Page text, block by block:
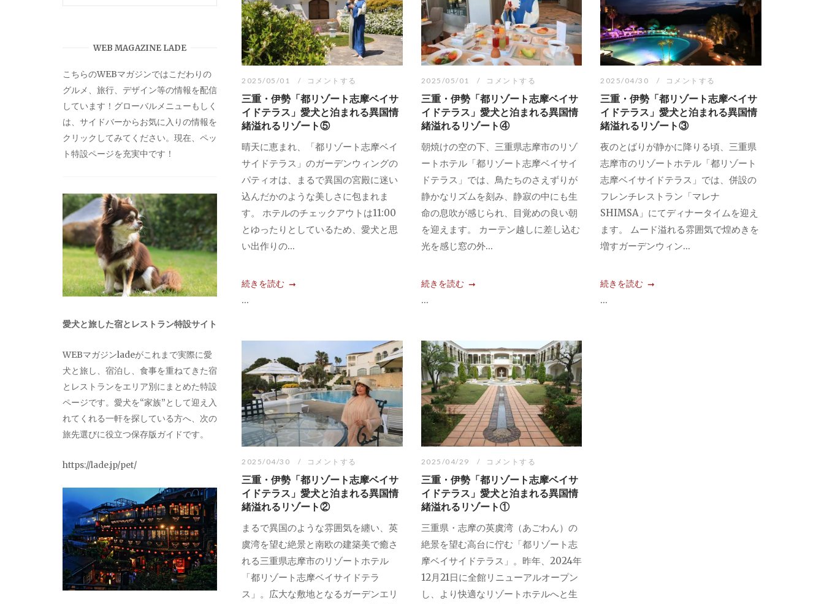
2025/05/01 コメントする
三重・伊勢「都リゾート志摩ベイサ
イドテラス」愛犬と泊まれる異国情
緒溢れるリゾート⑤
​晴天に恵まれ、「都リゾート志摩ベイ
サイドテラス」のガーデンウィングの
パティオは、まるで異国の宮殿に迷い
込んだかのような美しさに包まれま
す。 ホテルのチェックアウトは11:00
とゆったりとしているため、愛犬と思
い出作りの...
続きを読む
...
2025/05/01 コメントする
三重・伊勢「都リゾート志摩ベイサ
イドテラス」愛犬と泊まれる異国情
緒溢れるリゾート④
朝焼けの空の下、三重県志摩市のリゾ
ートホテル「都リゾート志摩ベイサイ
ドテラス」では、鳥たちのさえずりが
静かなリズムを刻み、静寂の中にも生
命の息吹が感じられ、目覚めの良い朝
を迎えます。 カーテン越しに差し込む
光を感じ窓の外...
続きを読む
...
2025/04/30 コメントする
三重・伊勢「都リゾート志摩ベイサ
イドテラス」愛犬と泊まれる異国情
緒溢れるリゾート③
夜のとばりが静かに降りる頃、三重県
志摩市のリゾートホテル「都リゾート
志摩ベイサイドテラス」では、併設の
フレンチレストラン「マレナ
SHIMSA」にてディナータイムを迎え
ます。 ムード溢れる雰囲気で煌めきを
増すガーデンウィン...
続きを読む
...
2025/04/30 コメントする
三重・伊勢「都リゾート志摩ベイサ
イドテラス」愛犬と泊まれる異国情
緒溢れるリゾート②
まるで異国のような雰囲気を纏い、英
虞湾を望む絶景と南欧の建築美で癒さ
れる三重県志摩市のリゾートホテル
「都リゾート志摩ベイサイドテラ
ス」。広大な敷地となるガーデンエリ
2025/04/29 コメントする
三重・伊勢「都リゾート志摩ベイサ
イドテラス」愛犬と泊まれる異国情
緒溢れるリゾート①
三重県・志摩の英虞湾（あごわん）の
絶景を望む高台に佇む「都リゾート志
摩ベイサイドテラス」。昨年、2024年
12月21日に全館リニューアルオープン
し、より快適なリゾートホテルへと生
WEB MAGAZINE LADE
こちらのWEBマガジンではこだわりの
グルメ、旅行、デザイン等の情報を配信
しています！グローバルメニューもしく
は、サイドバーからお気に入りの情報を
クリックしてみてください。現在、ペッ
ト特設ページを充実中です！
愛犬と旅した宿とレストラン特設サイト
WEBマガジンladeがこれまで実際に愛
犬と旅し、宿泊し、食事を重ねてきた宿
とレストランをエリア別にまとめた特設
ページです。愛犬を“家族”として迎え入
れてくれる一軒を探している方へ、次の
旅先選びに役立つ保存版ガイドです。
https://lade.jp/pet/